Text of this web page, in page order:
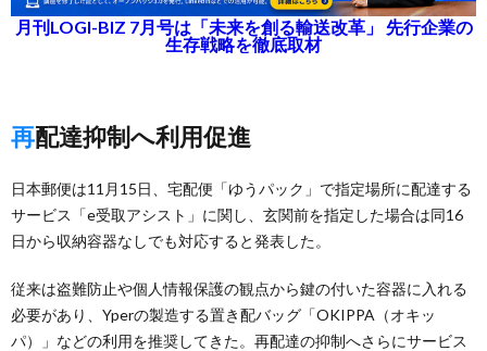
月刊LOGI-BIZ 7月号は「未来を創る輸送改革」 先行企業の
生存戦略を徹底取材
再配達抑制へ利用促進
日本郵便は11月15日、宅配便「ゆうパック」で指定場所に配達する
サービス「e受取アシスト」に関し、玄関前を指定した場合は同16
日から収納容器なしでも対応すると発表した。
従来は盗難防止や個人情報保護の観点から鍵の付いた容器に入れる
必要があり、Yperの製造する置き配バッグ「OKIPPA（オキッ
パ）」などの利用を推奨してきた。再配達の抑制へさらにサービス